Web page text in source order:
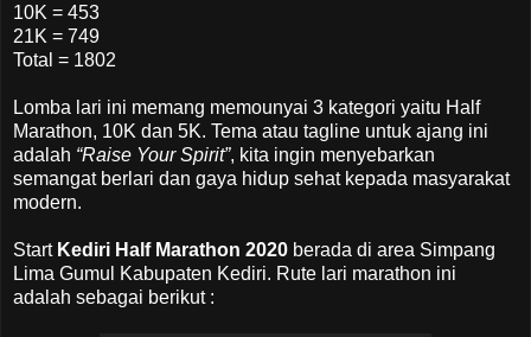
10K = 453
21K = 749
Total = 1802
Lomba lari ini memang memounyai 3 kategori yaitu Half
Marathon, 10K dan 5K. Tema atau tagline untuk ajang ini
adalah “Raise Your Spirit”, kita ingin menyebarkan
semangat berlari dan gaya hidup sehat kepada masyarakat
modern.
Start Kediri Half Marathon 2020 berada di area Simpang
Lima Gumul Kabupaten Kediri. Rute lari marathon ini
adalah sebagai berikut :